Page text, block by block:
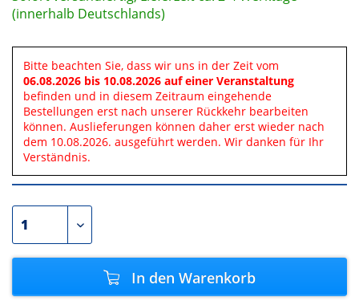
(innerhalb Deutschlands)
Bitte beachten Sie, dass wir uns in der Zeit vom
06.08.2026 bis 10.08.2026 auf einer Veranstaltung
befinden und in diesem Zeitraum eingehende
Bestellungen erst nach unserer Rückkehr bearbeiten
können. Auslieferungen können daher erst wieder nach
dem 10.08.2026. ausgeführt werden. Wir danken für Ihr
Verständnis.
In den Warenkorb